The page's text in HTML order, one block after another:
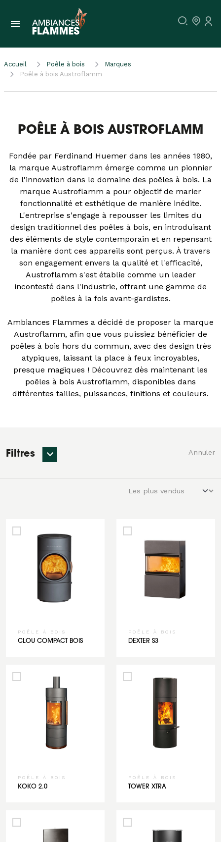
Accueil Poêle à bois
Marques
Poêle à bois Austroflamm
POÊLE À BOIS AUSTROFLAMM
Fondée par Ferdinand Huemer dans les années 1980,
la marque Austroflamm émerge comme un pionnier
de l'innovation dans le domaine des poêles à bois. La
marque Austroflamm a pour objectif de marier
fonctionnalité et esthétique de manière inédite.
L'entreprise s'engage à repousser les limites du
design traditionnel des poêles à bois, en introduisant
des éléments de style contemporain et en repensant
la manière dont ces appareils sont perçus. À travers
son engagement envers la qualité et l'efficacité,
Austroflamm s'est établie comme un leader
incontesté dans l'industrie, offrant une gamme de
poêles à la fois avant-gardistes.
Ambiances Flammes a décidé de proposer la marque
Austroflamm, afin que vous puissiez bénéficier de
poêles à bois hors du commun, avec des design très
atypiques, laissant la place à feux incroyables,
presque magiques ! Découvrez dès maintenant les
poêles à bois Austroflamm, disponibles dans
différentes tailles, puissances, finitions et couleurs.
Filtres Annuler
POÊLE À BOIS
CLOU COMPACT BOIS
POÊLE À BOIS
DEXTER S3
POÊLE À BOIS
KOKO 2.0
POÊLE À BOIS
TOWER XTRA